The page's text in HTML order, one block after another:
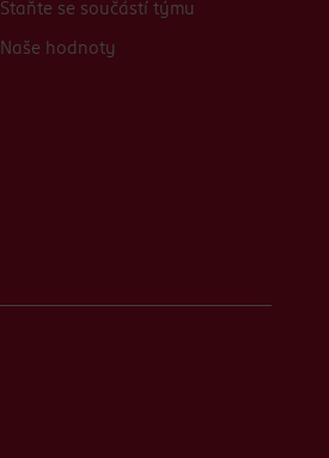
Staňte se součástí týmu
Naše hodnoty